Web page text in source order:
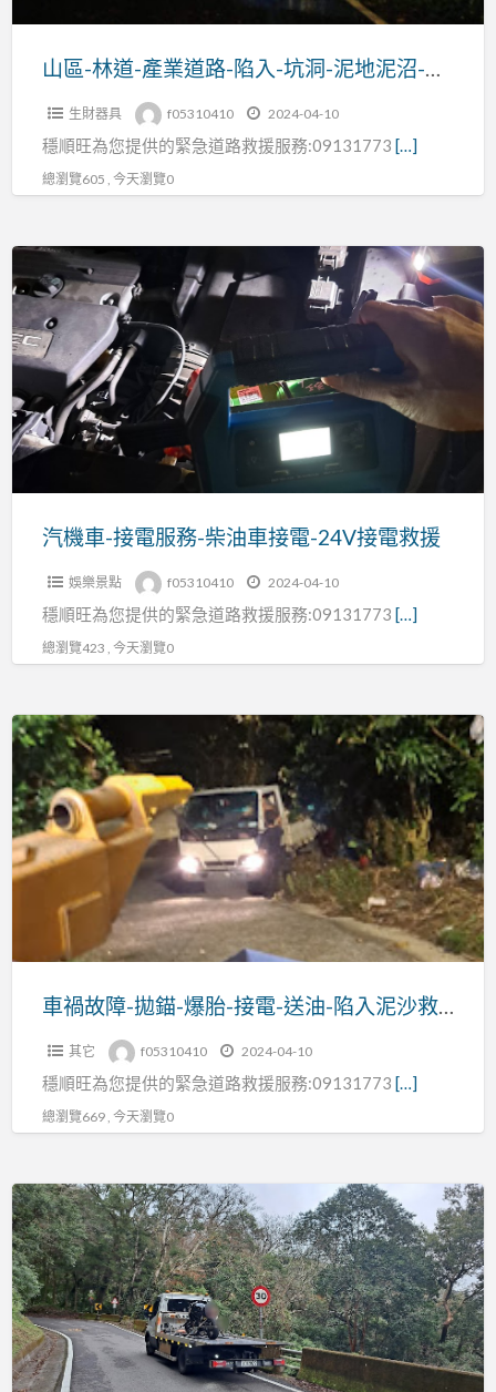
陷
拖
吊
救
援
電
話:0913177311
山區-林道-產業道路-陷入-坑洞-泥地泥沼-拖吊救援電話:0913177311
生財器具 f05310410 2024-04-10
穩順旺為您提供的緊急道路救援服務:09131773 […]
總瀏覽605 , 今天瀏覽0
汽
機
車-
接
服
務-
柴
油
電-24V
汽機車-接電服務-柴油車接電-24V接電救援
娛樂景點 f05310410 2024-04-10
穩順旺為您提供的緊急道路救援服務:09131773 […]
總瀏覽423 , 今天瀏覽0
車
禍
故
障-
拋
錨-
接
救
援
車禍故障-拋錨-爆胎-接電-送油-陷入泥沙救援
其它 f05310410 2024-04-10
穩順旺為您提供的緊急道路救援服務:09131773 […]
總瀏覽669 , 今天瀏覽0
合
歡
山-
武
嶺-
大
禹